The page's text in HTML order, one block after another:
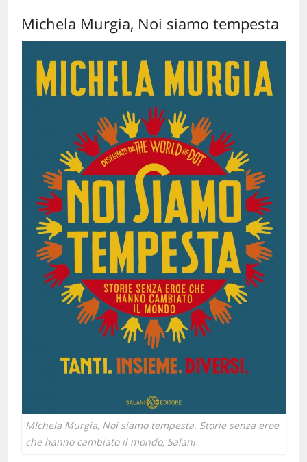
Michela Murgia, Noi siamo tempesta
MIchela Murgia, Noi siamo tempesta. Storie senza eroe
che hanno cambiato il mondo, Salani